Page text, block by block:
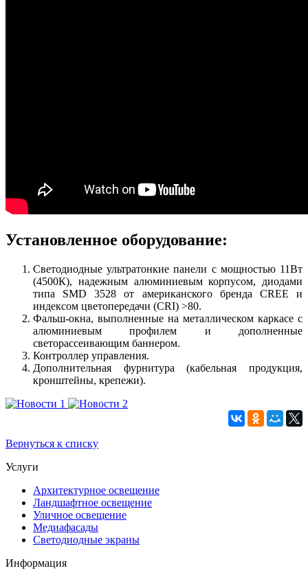
Установленное оборудование:
Светодиодные ультратонкие панели с мощностью 11Вт
(4500К), надежным алюминиевым корпусом, диодами
типа SMD 3528 от американского бренда CREE и
индексом цветопередачи (CRI) >80.
Фальш-окна, выполненные на металлическом каркасе с
алюминиевым профилем и дополненные
светорассеивающим баннером.
Контроллер управления.
Дополнительная фурнитура (кабельная продукция,
кронштейны, крепежи).
Вернуться к списку
Услуги
Архитектурное освещение
Ландшафтное освещение
Уличное освещение
Медиафасады
Светодиодные экраны
Информация